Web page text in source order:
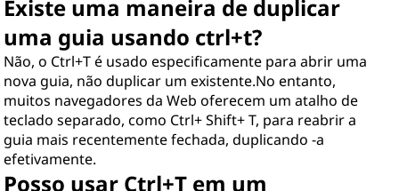
Existe uma maneira de duplicar
uma guia usando ctrl+t?
Não, o Ctrl+T é usado especificamente para abrir uma
nova guia, não duplicar um existente.No entanto,
muitos navegadores da Web oferecem um atalho de
teclado separado, como Ctrl+ Shift+ T, para reabrir a
guia mais recentemente fechada, duplicando -a
efetivamente.
Posso usar Ctrl+T em um